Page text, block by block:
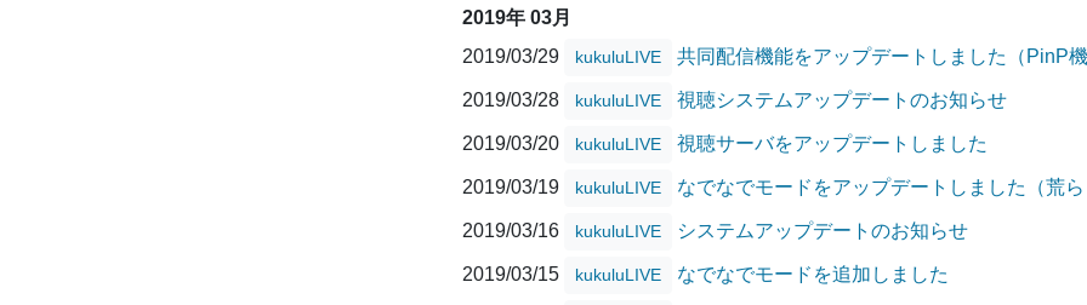
2019年 03月
2019/03/29
kukuluLIVE 共同配信機能をアップデートしました（PinP
2019/03/28 kukuluLIVE 視聴システムアップデートのお知らせ
2019/03/20 kukuluLIVE 視聴サーバをアップデートしました
2019/03/19 kukuluLIVE なでなでモードをアップデートしました（荒
2019/03/16 kukuluLIVE システムアップデートのお知らせ
2019/03/15 kukuluLIVE なでなでモードを追加しました